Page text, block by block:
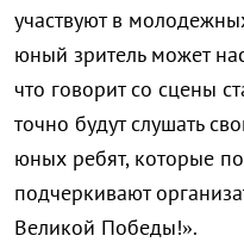
участвуют в
юный зритель может
что говорит со сцены
точно будут слушать
юных ребят, которые
подчеркивают
Великой Победы!».